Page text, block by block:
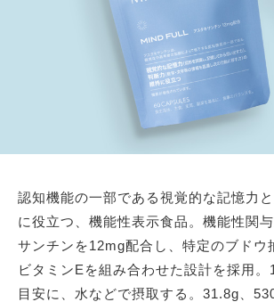
認知機能の一部である視覚的な記憶力
に役立つ、機能性表示食品。機能性関
サンチンを12mg配合し、特定のブドウ
ビタミンEを組み合わせた設計を採用。
目安に、水などで摂取する。31.8g、